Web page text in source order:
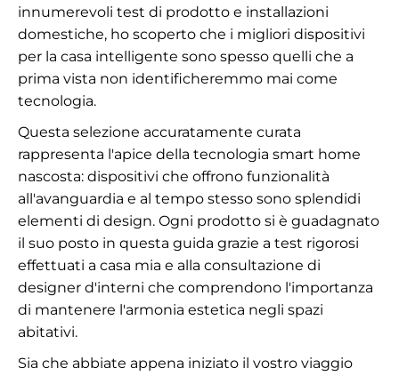
innumerevoli test di prodotto e installazioni
domestiche, ho scoperto che i migliori dispositivi
per la casa intelligente sono spesso quelli che a
prima vista non identificheremmo mai come
tecnologia.
Questa selezione accuratamente curata
rappresenta l'apice della tecnologia smart home
nascosta: dispositivi che offrono funzionalità
all'avanguardia e al tempo stesso sono splendidi
elementi di design. Ogni prodotto si è guadagnato
il suo posto in questa guida grazie a test rigorosi
effettuati a casa mia e alla consultazione di
designer d'interni che comprendono l'importanza
di mantenere l'armonia estetica negli spazi
abitativi.
Sia che abbiate appena iniziato il vostro viaggio